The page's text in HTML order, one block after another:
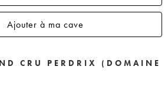
Ajouter à ma cave
CRU PERDRIX (DOMAINE